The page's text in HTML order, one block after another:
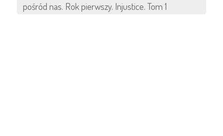
pośród nas. Rok pierwszy. Injustice. Tom 1